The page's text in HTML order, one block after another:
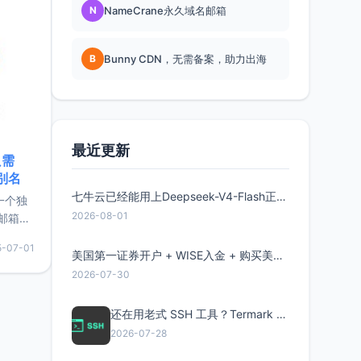
名
个独
箱等
较有
惠的
07-01
N NameCrane永久域名邮箱
B Bunny CDN，无需备案，助力出海
最近更新
七牛云已经能用上Deepseek-V4-Flash正式版了，点此领取300万Token
2026-08-01
美国第一证券开户 + WISE入金 + 购买美股全流程分享
2026-07-30
还在用老式 SSH 工具？Termark 新一代跨平台智能SSH客户端了解一下
2026-07-28